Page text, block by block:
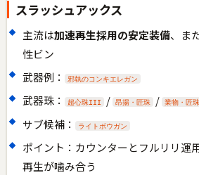
スラッシュアックス
主流は加速再生採用の安定装備、ま
性ビン
武器例：
邪執のコンキエレガン
武器珠： 超心珠III / 昂揚・匠珠 / 業物・匠珠
サブ候補： ライトボウガン
ポイント：カウンターとフルリリ運
再生が噛み合う